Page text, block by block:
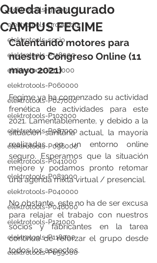
elektrotools-grupo
elektrotools-proveedor
elektrotools-socio
elektrotools-P118000
elektrotools-P111000
elektrotools-P060000
elektrotools-P027000
elektrotools-P102000
elektrotools-P087000
elektrotools-P096000
elektrotools-P041000
elektrotools-P083000
elektrotools-P040000
elektrotools-P046000
elektrotools-P121000
elektrotools-P118000
elektrotools-P059000
Queda inaugurado
CAMPUS FEGIME
Calentando motores para
nuestro Congreso Online (11
mayo 2021)
Fegime ya ha comenzado su actividad
frenética de actividades para este
2021. Lamentablemente, y debido a la
situación sanitaria actual, la mayoría
realizadas en un entorno online
seguro. Esperamos que la situación
mejore y podamos pronto retomar
una agenda mixta virtual / presencial.
No obstante, este no ha de ser excusa
para relajar el trabajo con nuestros
socios y fabricantes en la tarea
continua de reforzar el grupo desde
todos los aspectos.